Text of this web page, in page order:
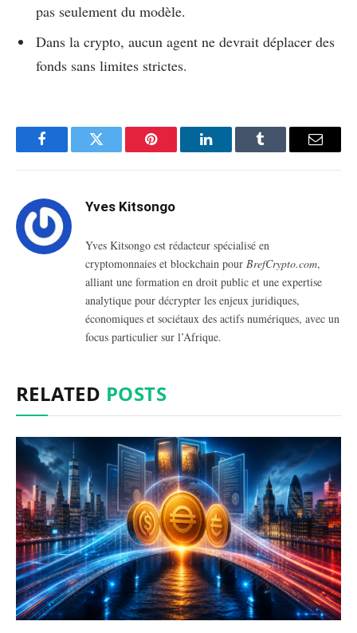
pas seulement du modèle.
Dans la crypto, aucun agent ne devrait déplacer des
fonds sans limites strictes.
FacebookTwitter Pinterest LinkedInTumblr Email
Yves Kitsongo
Yves Kitsongo est rédacteur spécialisé en
cryptomonnaies et blockchain pour BrefCrypto.com,
alliant une formation en droit public et une expertise
analytique pour décrypter les enjeux juridiques,
économiques et sociétaux des actifs numériques, avec un
focus particulier sur l’Afrique.
RELATED POSTS